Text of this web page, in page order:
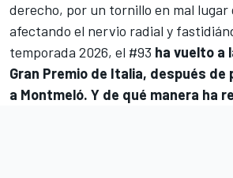
derecho, por un tornillo en mal lugar
afectando el nervio radial y
temporada 2026, el #93 ha vuelto a
Gran Premio de Italia, después
a Montmeló. Y de qué manera ha